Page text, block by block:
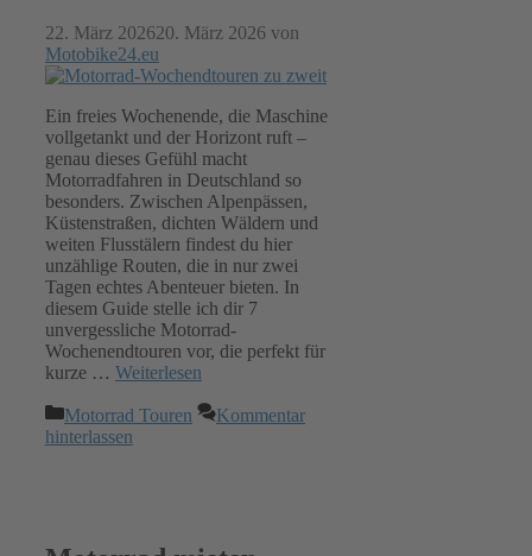
22. März 202620. März 2026 von
Motobike24.eu
Ein freies Wochenende, die Maschine
vollgetankt und der Horizont ruft –
genau dieses Gefühl macht
Motorradfahren in Deutschland so
besonders. Zwischen Alpenpässen,
Küstenstraßen, dichten Wäldern und
weiten Flusstälern findest du hier
unzählige Routen, die in nur zwei
Tagen echtes Abenteuer bieten. In
diesem Guide stelle ich dir 7
unvergessliche Motorrad-
Wochenendtouren vor, die perfekt für
kurze … Weiterlesen
Kategorien
Motorrad Touren
Kommentar
hinterlassen